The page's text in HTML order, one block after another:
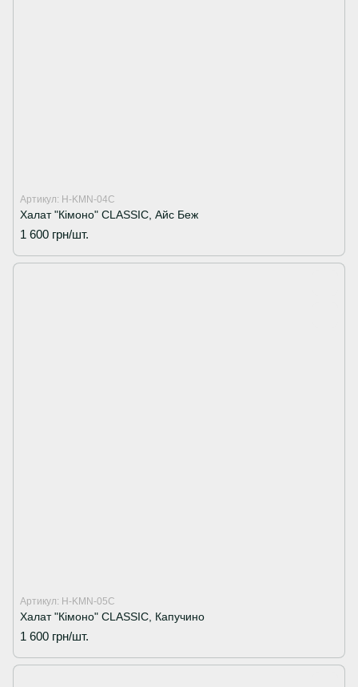
Артикул: H-KMN-04C
Халат "Кімоно" CLASSIC, Айс Беж
1 600 грн/шт.
Артикул: H-KMN-05C
Халат "Кімоно" CLASSIC, Капучино
1 600 грн/шт.